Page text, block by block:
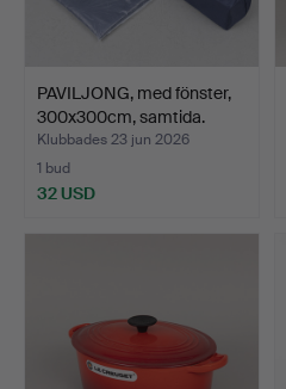
PAVILJONG, med fönster,
300x300cm, samtida.
Klubbades 23 jun 2026
1 bud
32 USD